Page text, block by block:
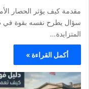
مقدمة كيف يؤثر الحصار
سؤال يطرح نفسه بقوة في
المتزايدة…
أكمل القراءة »